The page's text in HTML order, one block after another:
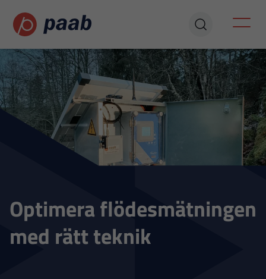
Optimera flödesmätningen
med rätt teknik